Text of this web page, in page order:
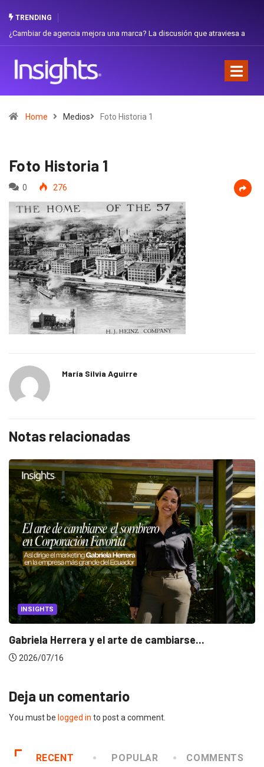
TRENDING
¿Cambiar de agencia mejora una marca? La discusión que atraviesa a
Home Medios Foto Historia 1
Foto Historia 1
0 276
María Silvia Aguirre
Notas relacionadas
INSIGHTS
Gabriela Herrera y el arte de cambiarse...
2026/07/16
Deja un comentario
You must be logged in to post a comment.
RECENT POPULAR COMMENTS